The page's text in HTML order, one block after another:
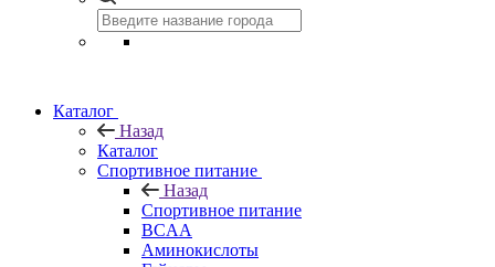
Каталог
Назад
Каталог
Спортивное питание
Назад
Спортивное питание
BCAA
Аминокислоты